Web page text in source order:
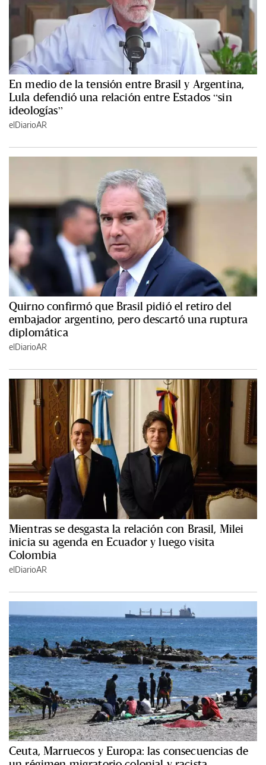
En medio de la tensión entre Brasil y Argentina,
Lula defendió una relación entre Estados “sin
ideologías”
elDiarioAR
Quirno confirmó que Brasil pidió el retiro del
embajador argentino, pero descartó una ruptura
diplomática
elDiarioAR
Mientras se desgasta la relación con Brasil, Milei
inicia su agenda en Ecuador y luego visita
Colombia
elDiarioAR
Ceuta, Marruecos y Europa: las consecuencias de